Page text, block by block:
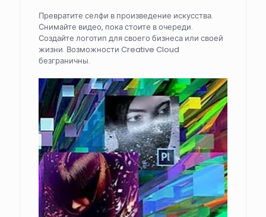
Превратите селфи в произведение искусства.
Снимайте видео, пока стоите в очереди.
Создайте логотип для своего бизнеса или своей
жизни. Возможности Creative Cloud
безграничны.